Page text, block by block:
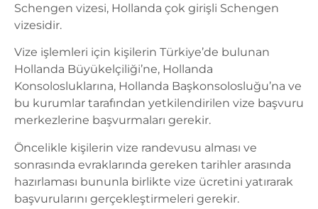
Schengen vizesi, Hollanda çok girişli Schengen
vizesidir.
Vize işlemleri için kişilerin Türkiye’de bulunan
Hollanda Büyükelçiliği’ne, Hollanda
Konsolosluklarına, Hollanda Başkonsolosluğu’na ve
bu kurumlar tarafından yetkilendirilen vize başvuru
merkezlerine başvurmaları gerekir.
Öncelikle kişilerin vize randevusu alması ve
sonrasında evraklarında gereken tarihler arasında
hazırlaması bununla birlikte vize ücretini yatırarak
başvurularını gerçekleştirmeleri gerekir.